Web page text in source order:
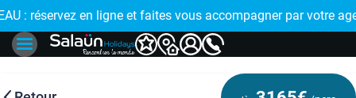
: réservez en ligne et faites vous accompagner par votre